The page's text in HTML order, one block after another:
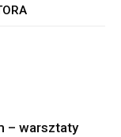
– warsztaty